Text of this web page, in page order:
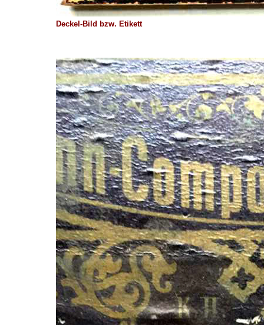
Deckel-Bild bzw. Etikett